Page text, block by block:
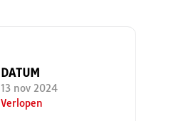
DATUM
13 nov 2024
Verlopen